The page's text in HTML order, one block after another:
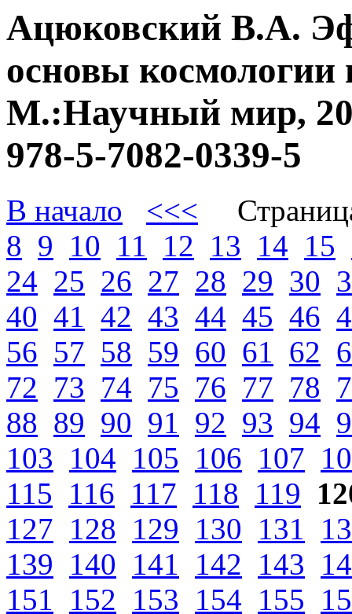
Ацюковский В.А.
основы космологии
М.:Научный мир,
978-5-7082-0339-5
В начало <<<
8 9 10 11 12 13 14 15
24 25 26 27 28 29 30
40 41 42 43 44 45 46
56 57 58 59 60 61 62
72 73 74 75 76 77 78
88 89 90 91 92 93 94
103 104 105 106 107
115 116 117 118 119
127 128 129 130 131
139 140 141 142 143
151
152 153 154 155